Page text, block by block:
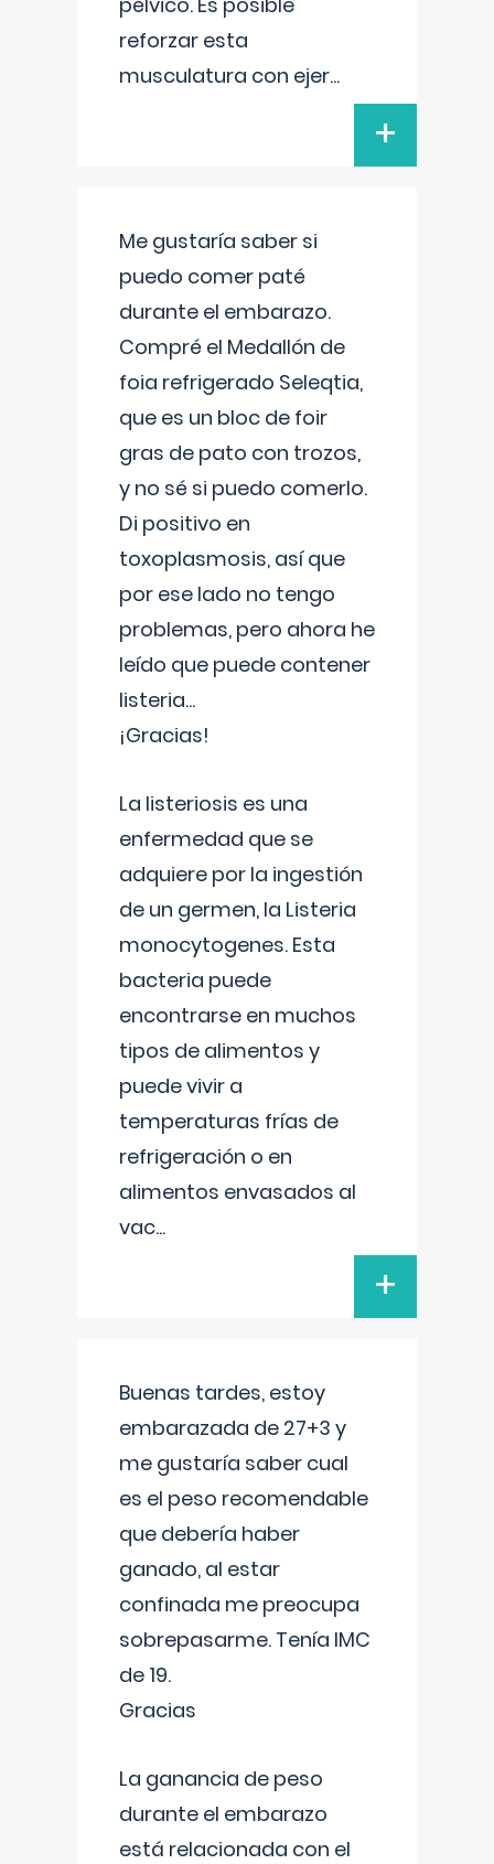
reforzar esta
musculatura con ejer...
+
Me gustaría saber si
puedo comer paté
durante el embarazo.
Compré el Medallón de
foia refrigerado Seleqtia,
que es un bloc de foir
gras de pato con trozos,
y no sé si puedo comerlo.
Di positivo en
toxoplasmosis, así que
por ese lado no tengo
problemas, pero ahora he
leído que puede contener
listeria...
¡Gracias!
La listeriosis es una
enfermedad que se
adquiere por la ingestión
de un germen, la Listeria
monocytogenes. Esta
bacteria puede
encontrarse en muchos
tipos de alimentos y
puede vivir a
temperaturas frías de
refrigeración o en
alimentos envasados al
vac...
+
Buenas tardes, estoy
embarazada de 27+3 y
me gustaría saber cual
es el peso recomendable
que debería haber
ganado, al estar
confinada me preocupa
sobrepasarme. Tenía IMC
de 19.
Gracias
La ganancia de peso
durante el embarazo
está relacionada con el